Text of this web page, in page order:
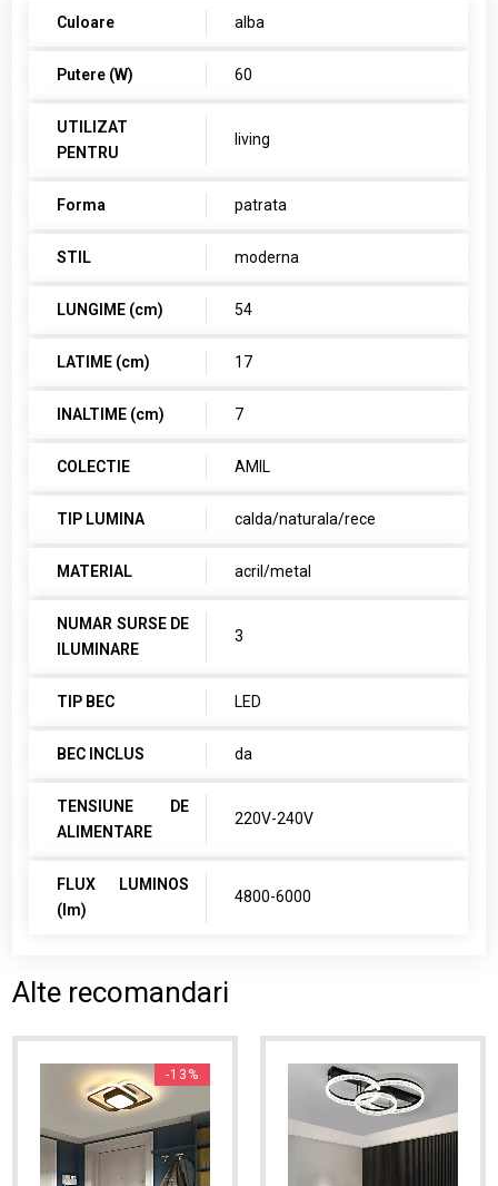
Culoare alba
Putere (W) 60
UTILIZAT
PENTRU
living
Forma patrata
STIL moderna
LUNGIME (cm) 54
LATIME (cm) 17
INALTIME (cm) 7
COLECTIE AMIL
TIP LUMINA calda/naturala/rece
MATERIAL acril/metal
NUMAR SURSE DE
ILUMINARE
3
TIP BEC LED
BEC INCLUS da
TENSIUNE DE
ALIMENTARE
220V-240V
FLUX LUMINOS
(lm)
4800-6000
Alte recomandari
-13%